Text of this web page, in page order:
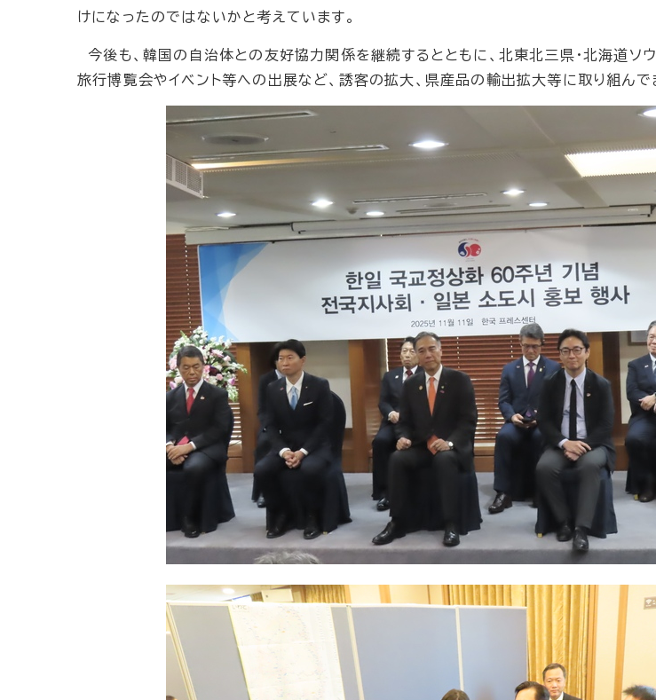
けになったのではないかと考えています。
今後も、韓国の自治体との友好協力関係を継続するとともに、北東北三県・北海道ソ
旅行博覧会やイベント等への出展など、誘客の拡大、県産品の輸出拡大等に取り組んで